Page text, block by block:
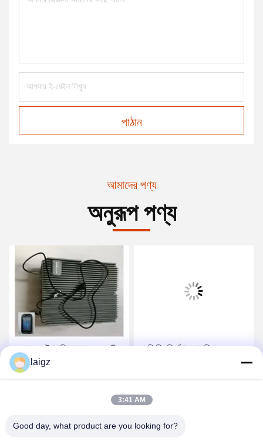
পাঠান
আমাদের পণ্য
অনুরূপ পণ্য
ড্রোনস, স্টেশনারি জামারের জন্য 2
কিলোমিটার সিগন্যাল জামার লম্বা
জামিং রেডিয়াস
ওমনি দিকনির্দেশক জামমিংয়ের জন্য
0.9-5.8ghz আরসি ড্রোন জামার
থেকে 4 টি জামিং ব্যান্ড
laigz
3:41 AM
Good day, what product are you looking for?